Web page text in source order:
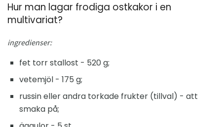
Hur man lagar frodiga ostkakor i en
multivariat?
ingredienser:
fet torr stallost - 520 g;
vetemjöl - 175 g;
russin eller andra torkade frukter (tillval) - att
smaka på;